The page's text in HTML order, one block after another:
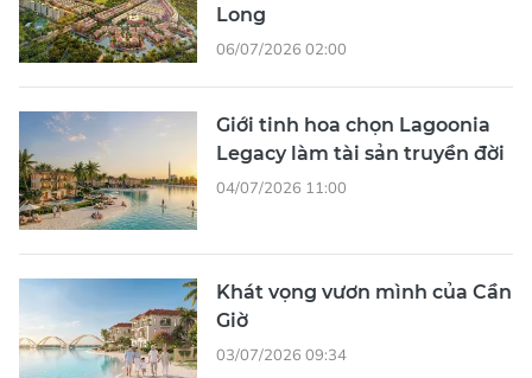
Long
06/07/2026 02:00
Giới tinh hoa chọn Lagoonia
Legacy làm tài sản truyền đời
04/07/2026 11:00
Khát vọng vươn mình của Cần
Giờ
03/07/2026 09:34